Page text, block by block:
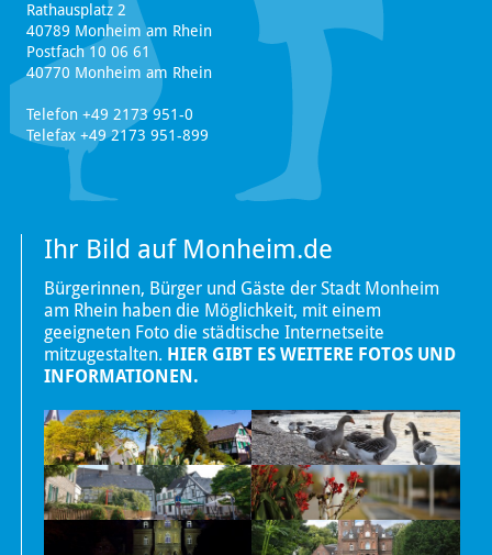
Rathausplatz 2
40789 Monheim am Rhein
Postfach 10 06 61
40770 Monheim am Rhein
Telefon +49 2173 951-0
Telefax +49 2173 951-899
Ihr Bild auf Monheim.de
Bürgerinnen, Bürger und Gäste der Stadt Monheim
am Rhein haben die Möglichkeit, mit einem
geeigneten Foto die städtische Internetseite
mitzugestalten. HIER GIBT ES WEITERE FOTOS UND
INFORMATIONEN.